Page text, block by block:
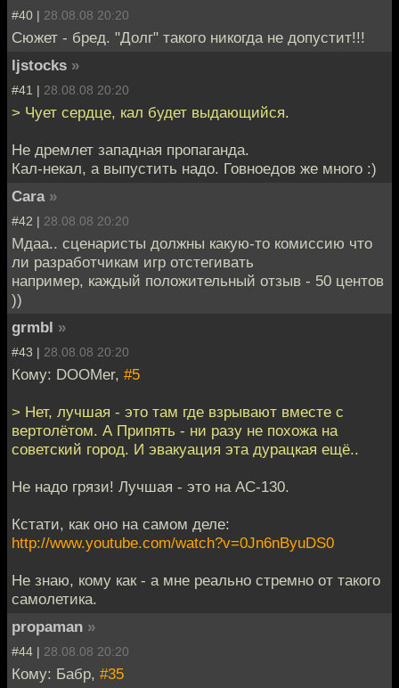
#40 | 28.08.08 20:20
Сюжет - бред. "Долг" такого никогда не допустит!!!
ljstocks »
#41 | 28.08.08 20:20
> Чует сердце, кал будет выдающийся.
Не дремлет западная пропаганда.
Кал-некал, а выпустить надо. Говноедов же много :)
Cara »
#42 | 28.08.08 20:20
Мдаа.. сценаристы должны какую-то комиссию что
ли разработчикам игр отстегивать
например, каждый положительный отзыв - 50 центов
))
grmbl »
#43 | 28.08.08 20:20
Кому: DOOMer, #5
> Нет, лучшая - это там где взрывают вместе с
вертолётом. А Припять - ни разу не похожа на
советский город. И эвакуация эта дурацкая ещё..
Не надо грязи! Лучшая - это на AC-130.
Кстати, как оно на самом деле:
http://www.youtube.com/watch?v=0Jn6nByuDS0
Не знаю, кому как - а мне реально стремно от такого
самолетика.
propaman »
#44 | 28.08.08 20:20
Кому: Бабр, #35